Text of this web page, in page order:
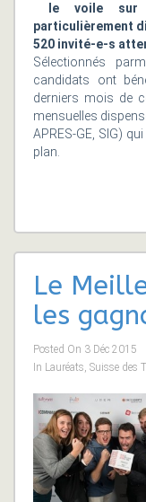
le voile sur
particulièrement
520 invité-e-s
Sélectionnés
candidats ont
derniers mois de
mensuelles
APRES-GE, SIG)
plan.
Le
les
Posted On 3 Déc 2015
In Lauréats, Suisse des